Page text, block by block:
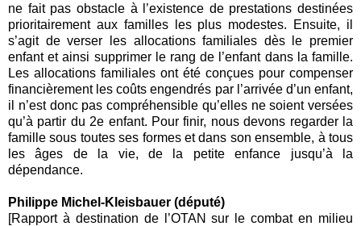
ne fait pas obstacle à l’existence de prestations destinées
prioritairement aux familles les plus modestes. Ensuite, il
s’agit de verser les allocations familiales dès le premier
enfant et ainsi supprimer le rang de l’enfant dans la famille.
Les allocations familiales ont été conçues pour compenser
financièrement les coûts engendrés par l’arrivée d’un enfant,
il n’est donc pas compréhensible qu’elles ne soient versées
qu’à partir du 2e enfant. Pour finir, nous devons regarder la
famille sous toutes ses formes et dans son ensemble, à tous
les âges de la vie, de la petite enfance jusqu’à la
dépendance.
Philippe Michel-Kleisbauer (député)
[Rapport à destination de l’OTAN sur le combat en milieu